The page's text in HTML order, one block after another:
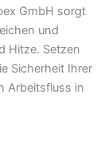
GmbH sorgt
und
Hitze. Setzen
Sicherheit Ihrer
Arbeitsfluss in